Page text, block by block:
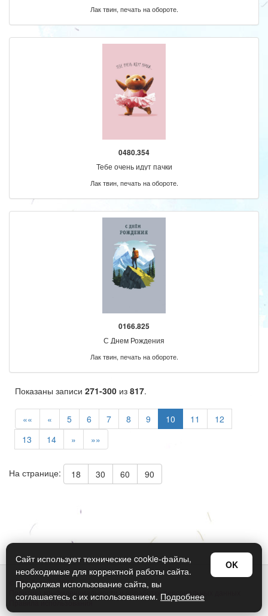
Лак твин, печать на обороте.
0480.354
Тебе очень идут пачки
Лак твин, печать на обороте.
0166.825
С Днем Рождения
Лак твин, печать на обороте.
Показаны записи 271-300 из 817.
«« « 5 6 7 8 9 10 11
12
13
14 » »»
На странице: 18 30 60 90
© Арт Дизайн 2026
Политика конфиденциальности и обработки персональных данных
Правила использования
Сайт использует технические cookie-файлы,
необходимые для корректной работы сайта.
Продолжая использование сайта, вы
соглашаетесь с их использованием. Подробнее
OK